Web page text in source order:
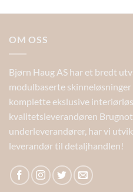
OM OSS
Bjørn Haug AS har et bredt
modulbaserte
komplette ekslusive
kvalitetsleverandøren
underleverandører, har vi
leverandør til detaljhandlen!